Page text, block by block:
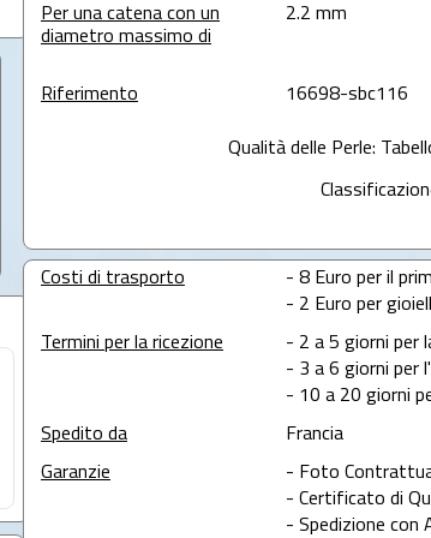
Per una catena con un
diametro massimo di
2.2 mm
Riferimento 16698-sbc116
Qualità delle Perle:
Costi di trasporto
- 8 Euro per il
- 2 Euro per
Termini per la ricezione
- 2 a 5 giorni per
- 3 a 6 giorni per
- 10 a 20 giorni
Spedito da
Francia
Garanzie
- Foto
- Certificato di
- Spedizione con